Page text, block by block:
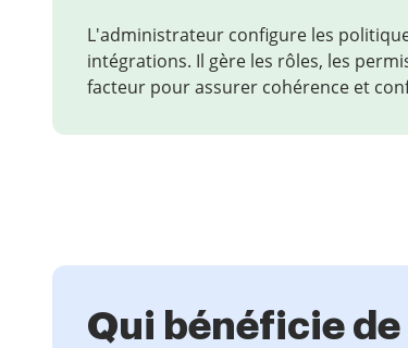
L'administrateur configure les
intégrations. Il gère les rôles, les
facteur pour assurer cohérence et
Qui bénéficie